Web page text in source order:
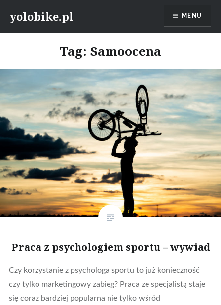
yolobike.pl MENU
Tag: Samoocena
Praca z psychologiem sportu – wywiad
Czy korzystanie z psychologa sportu to już konieczność
czy tylko marketingowy zabieg? Praca ze specjalistą staje
się coraz bardziej popularna nie tylko wśród